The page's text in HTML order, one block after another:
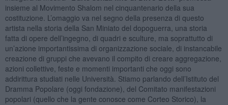
insieme al Movimento Shalom nel cinquantenario della sua
costituzione. L’omaggio va nel segno della presenza di questo
artista nella storia della San Miniato del dopoguerra, una storia
fatta di opere dell’ingegno, di quadri e sculture, ma soprattutto di
un’azione importantissima di organizzazione sociale, di instancabile
creazione di gruppi che avevano il compito di creare aggregazione,
azioni collettive, feste e momenti importanti che oggi sono
addirittura studiati nelle Università. Stiamo parlando dell’Istituto del
Dramma Popolare (oggi fondazione), del Comitato manifestazioni
popolari (quello che la gente conosce come Corteo Storico), la